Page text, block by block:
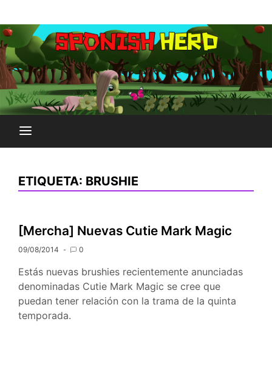
al
contenido
SPONISH HERD
ETIQUETA: BRUSHIE
[Mercha] Nuevas Cutie Mark Magic
09/08/2014 0
Estás nuevas brushies recientemente anunciadas
denominadas Cutie Mark Magic se cree que
puedan tener relación con la trama de la quinta
temporada.